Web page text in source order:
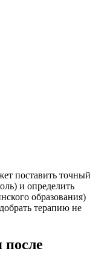
поставить точный
и определить
образования)
терапию не